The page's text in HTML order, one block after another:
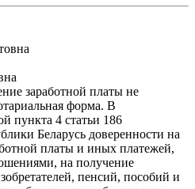
заработной платы не
форма. В
пункта 4 статьи 186
Беларусь доверенности на
платы и иных платежей,
на получение
пенсий, пособий и